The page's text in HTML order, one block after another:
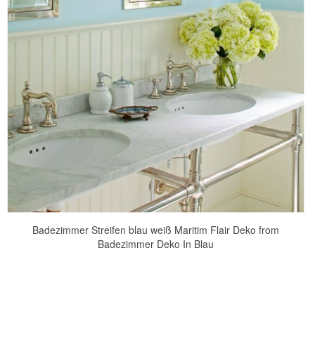
Badezimmer Streifen blau weiß Maritim Flair Deko from
Badezimmer Deko In Blau